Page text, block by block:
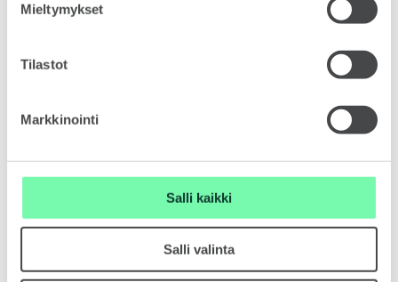
Mieltymykset
Tilastot
Markkinointi
Salli kaikki
Salli valinta
ŠKODA MEDIASSA
24.7.2026
Euroopassa vuoden 2026 ensimmäisellä